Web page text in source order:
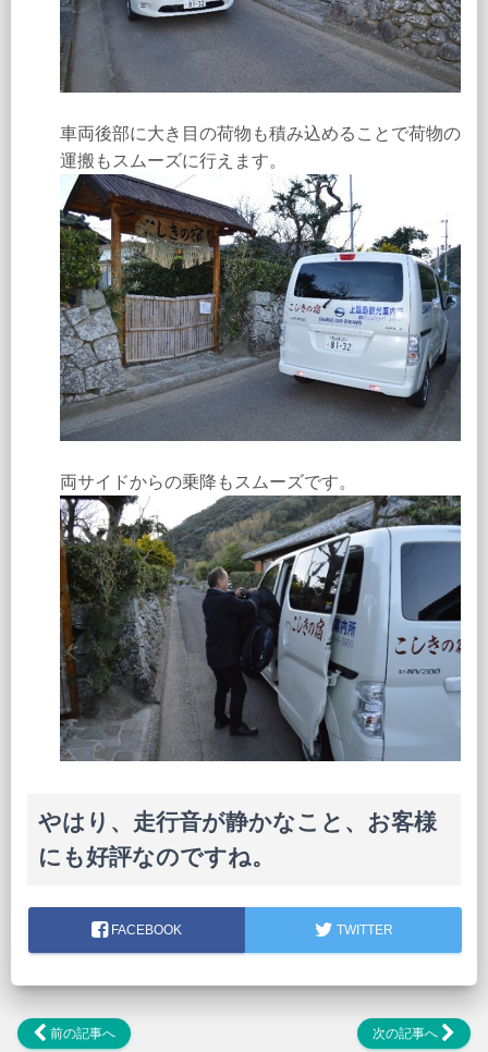
車両後部に大き目の荷物も積み込めることで荷物の
運搬もスムーズに行えます。
両サイドからの乗降もスムーズです。
やはり、走行音が静かなこと、お客様
にも好評なのですね。
FACEBOOK TWITTER
前の記事へ 次の記事へ